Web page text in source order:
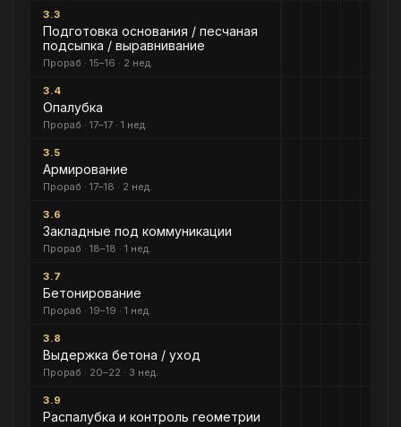
3.3
Подготовка основания / песчаная
подсыпка / выравнивание
Прораб · 15–16 · 2 нед.
3.4
Опалубка
Прораб · 17–17 · 1 нед.
3.5
Армирование
Прораб · 17–18 · 2 нед.
3.6
Закладные под коммуникации
Прораб · 18–18 · 1 нед.
3.7
Бетонирование
Прораб · 19–19 · 1 нед.
3.8
Выдержка бетона / уход
Прораб · 20–22 · 3 нед.
3.9
Распалубка и контроль геометрии